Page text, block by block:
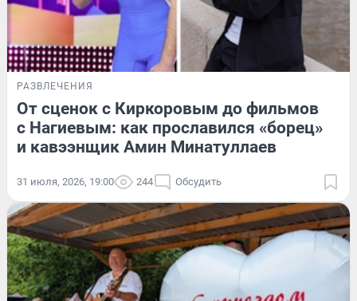
РАЗВЛЕЧЕНИЯ
От сценок с Киркоровым до фильмов
с Нагиевым: как прославился «борец»
и кавээнщик Амин Минатуллаев
31 июля, 2026, 19:00 244 Обсудить